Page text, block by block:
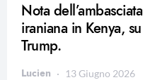
Nota dell’ambasciata
iraniana in Kenya, su
Trump.
Lucien 13 Giugno 2026